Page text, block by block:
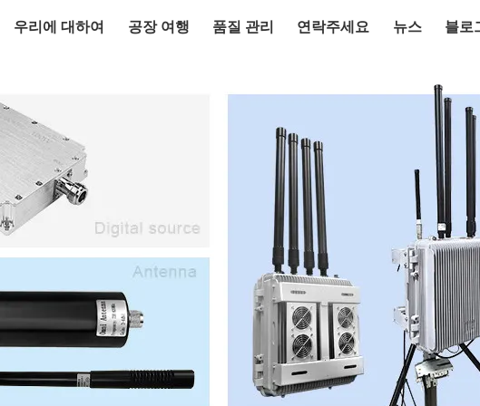
우리에 대하여 공장 여행 품질 관리 연락주세요 뉴스 블로